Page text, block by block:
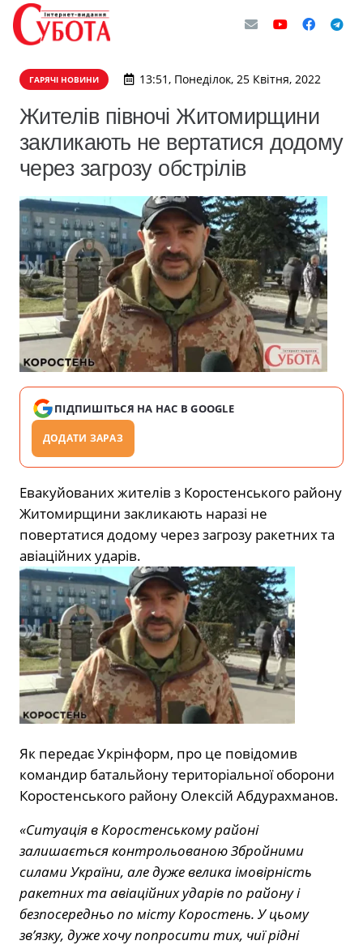
ГАРЯЧІ НОВИНИ 13:51, Понеділок, 25 Квітня, 2022
Жителів півночі Житомирщини
закликають не вертатися додому
через загрозу обстрілів
ПІДПИШІТЬСЯ НА НАС В GOOGLE
ДОДАТИ ЗАРАЗ
Евакуйованих жителів з Коростенського району
Житомирщини закликають наразі не
повертатися додому через загрозу ракетних та
авіаційних ударів.
Як передає Укрінформ, про це повідомив
командир батальйону територіальної оборони
Коростенського району Олексій Абдурахманов.
«Ситуація в Коростенському районі
залишається контрольованою Збройними
силами України, але дуже велика імовірність
ракетних та авіаційних ударів по району і
безпосередньо по місту Коростень. У цьому
зв’язку, дуже хочу попросити тих, чиї рідні